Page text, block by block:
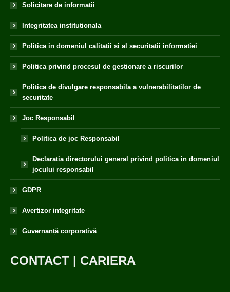
Solicitare de informatii
Integritatea institutionala
Politica in domeniul calitatii si al securitatii informatiei
Politica privind procesul de gestionare a riscurilor
Politica de divulgare responsabila a vulnerabilitatilor de
securitate
Joc Responsabil
Politica de joc Responsabil
Declaratia directorului general privind politica in domeniul
jocului responsabil
GDPR
Avertizor integritate
Guvernanță corporativă
CONTACT | CARIERA